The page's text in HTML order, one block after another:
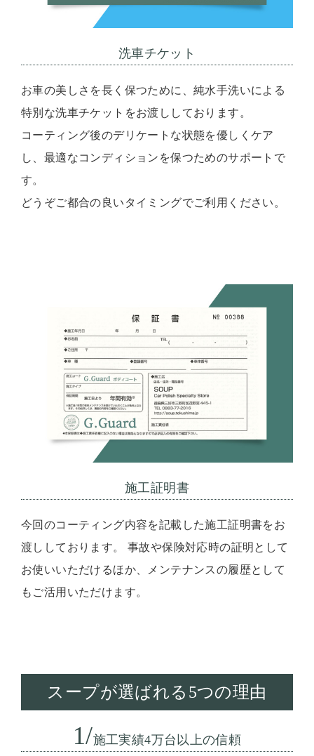
洗車チケット
お車の美しさを長く保つために、純水手洗いによる
特別な洗車チケットをお渡ししております。
コーティング後のデリケートな状態を優しくケア
し、最適なコンディションを保つためのサポートで
す。
どうぞご都合の良いタイミングでご利用ください。
施工証明書
今回のコーティング内容を記載した施工証明書をお
渡ししております。 事故や保険対応時の証明として
お使いいただけるほか、メンテナンスの履歴として
もご活用いただけます。
スープが選ばれる5つの理由
1/施工実績4万台以上の信頼